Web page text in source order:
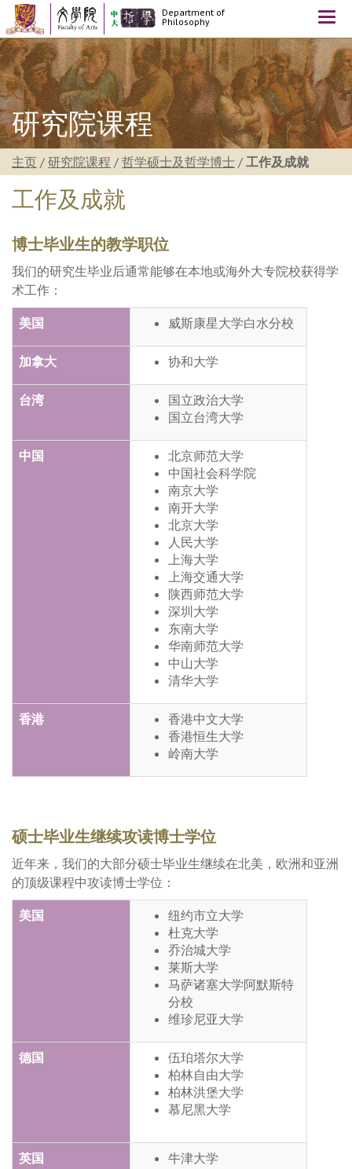
Department of
Philosophy
研究院课程
主页 / 研究院课程 / 哲学硕士及哲学博士 / 工作及成就
工作及成就
博士毕业生的教学职位
我们的研究生毕业后通常能够在本地或海外大专院校获得学
术工作：
美国 威斯康星大学白水分校
加拿大 协和大学
台湾
国立政治大学
国立台湾大学
中国
北京师范大学
中国社会科学院
南京大学
南开大学
北京大学
人民大学
上海大学
上海交通大学
陕西师范大学
深圳大学
东南大学
华南师范大学
中山大学
清华大学
香港
香港中文大学
香港恒生大学
岭南大学
硕士毕业生继续攻读博士学位
近年来，我们的大部分硕士毕业生继续在北美，欧洲和亚洲
的顶级课程中攻读博士学位：
美国
纽约市立大学
杜克大学
乔治城大学
莱斯大学
马萨诸塞大学阿默斯特
分校
维珍尼亚大学
德国
伍珀塔尔大学
柏林自由大学
柏林洪堡大学
慕尼黑大学
英国
牛津大学